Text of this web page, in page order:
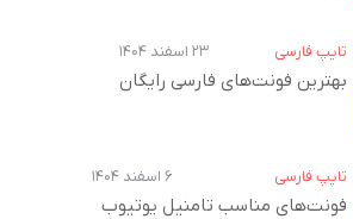
تایپ فارسی ۲۳ اسفند ۱۴۰۴
بهترین فونت‌های فارسی رایگان
تایپ فارسی ۶ اسفند ۱۴۰۴
فونت‌های مناسب تامنیل یوتیوب